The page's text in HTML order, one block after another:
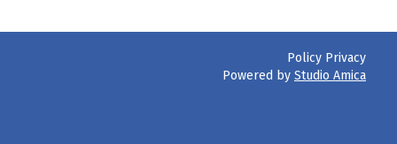
Policy Privacy
Powered by Studio Amica